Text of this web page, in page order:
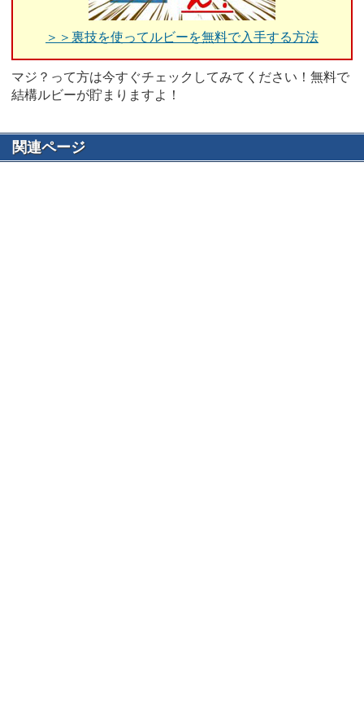
＞＞裏技を使ってルビーを無料で入手する方法
マジ？って方は今すぐチェックしてみてください！無料で
結構ルビーが貯まりますよ！
関連ページ